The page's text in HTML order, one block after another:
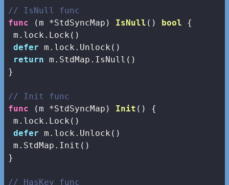
// IsNull func
func
(m *StdSyncMap) IsNull () bool {
m.lock.Lock()
defer m.lock.Unlock()
return m.StdMap.IsNull()
}
// Init func
func
(m *StdSyncMap) Init ()
{
m.lock.Lock()
defer m.lock.Unlock()
m.StdMap.Init()
}
// HasKey func